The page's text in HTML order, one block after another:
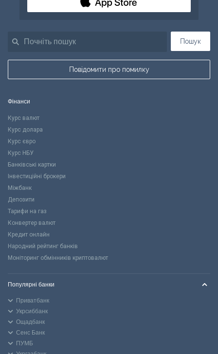
Пошук
Повідомити про помилку
Фінанси
Курс валют
Курс долара
Курс євро
Курс НБУ
Банківські картки
Інвестиційні брокери
Міжбанк
Депозити
Тарифи на газ
Конвертер валют
Кредит онлайн
Народний рейтинг банків
Моніторинг обмінників криптовалют
Популярні банки
Приватбанк
Укрсиббанк
Ощадбанк
Сенс Банк
ПУМБ